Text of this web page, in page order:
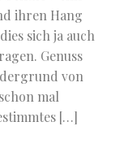
ihren Hang
sich ja auch
Genuss
von
mal
[…]